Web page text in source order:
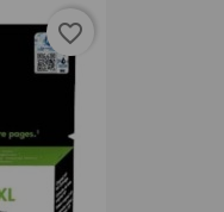
favorite_border